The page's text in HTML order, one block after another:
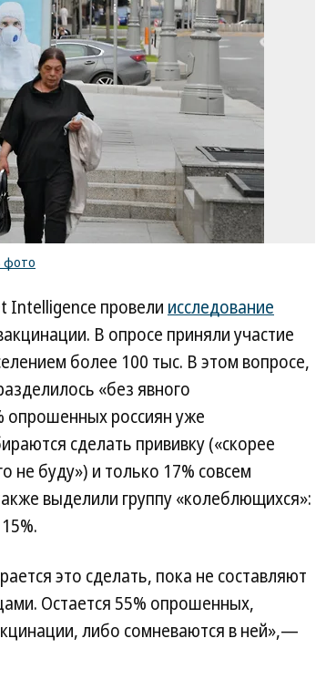
фото
Intelligence провели исследование
В опросе приняли участие
более 100 тыс. В этом вопросе,
«без явного
опрошенных россиян уже
сделать прививку («скорее
не буду») и только 17% совсем
выделили группу «колеблющихся»:
это сделать, пока не составляют
Остается 55% опрошенных,
либо сомневаются в ней»,—